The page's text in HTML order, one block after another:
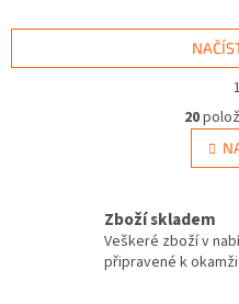
1
20
Zboží skladem
Veškeré zboží v
připravené k